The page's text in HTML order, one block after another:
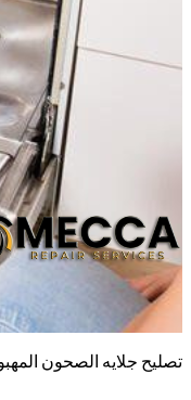
تصليح جلايه الصحون